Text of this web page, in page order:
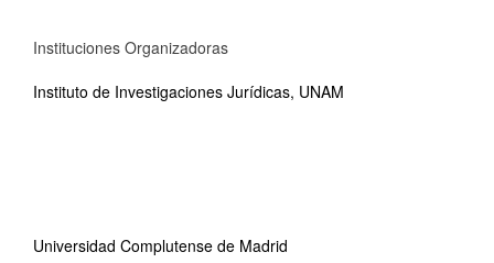
Instituciones Organizadoras
Instituto de Investigaciones Jurídicas, UNAM
Universidad Complutense de Madrid